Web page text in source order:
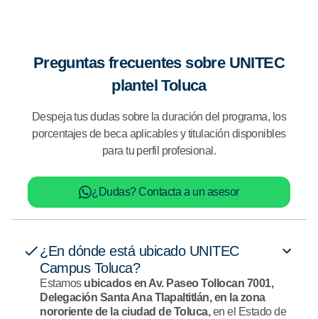
Preguntas frecuentes sobre UNITEC
plantel Toluca
Despeja tus dudas sobre la duración del programa, los
porcentajes de beca aplicables y titulación disponibles
para tu perfil profesional.
¿Dudas? Contacta a un asesor
¿En dónde está ubicado UNITEC
Campus Toluca?
Estamos ubicados en Av. Paseo Tollocan 7001,
Delegación Santa Ana Tlapaltitlán, en la zona
nororiente de la ciudad de Toluca,en el Estado de